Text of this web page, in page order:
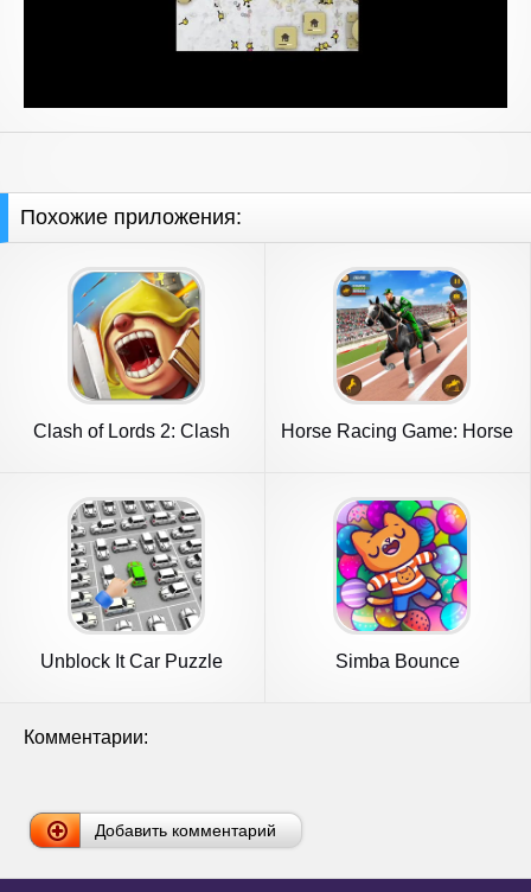
Похожие приложения:
Clash of Lords 2: Clash
Horse Racing Game: Horse
Unblock It Car Puzzle
Simba Bounce
Комментарии:
Добавить комментарий